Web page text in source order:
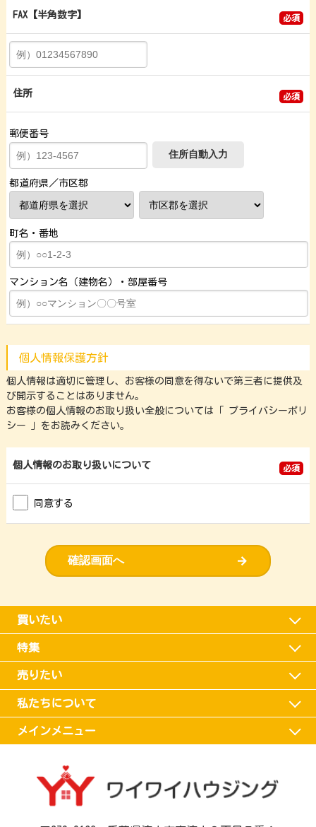
必須
FAX【半角数字】
必須
住所
郵便番号
都道府県／市区郡
町名・番地
マンション名（建物名）・部屋番号
個人情報保護方針
個人情報は適切に管理し、お客様の同意を得ないで第三者に提供及
び開示することはありません。
お客様の個人情報のお取り扱い全般については「 プライバシーポリ
シー
」をお読みください。
必須
個人情報のお取り扱いについて
同意する
確認画面へ
買いたい
特集
売りたい
私たちについて
メインメニュー